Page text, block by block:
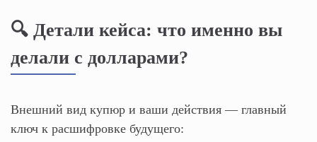
🔍 Детали кейса: что именно вы
делали с долларами?
Внешний вид купюр и ваши действия — главный
ключ к расшифровке будущего: